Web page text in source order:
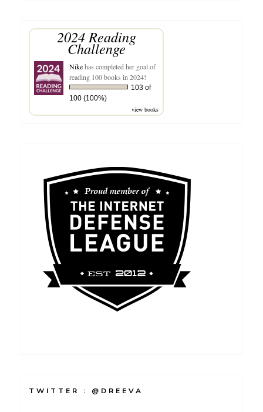
2024 Reading
Challenge
Nikehas completed her goal of
reading 100 books in 2024!
103 of
100 (100%)
view books
TWITTER : @DREEVA